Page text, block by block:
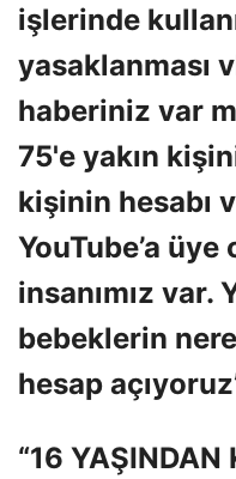
işlerinde
yasaklanması
haberiniz var
75'e yakın
kişinin hesabı
YouTube’a üye
insanımız var.
bebeklerin
hesap
“16 YAŞINDAN